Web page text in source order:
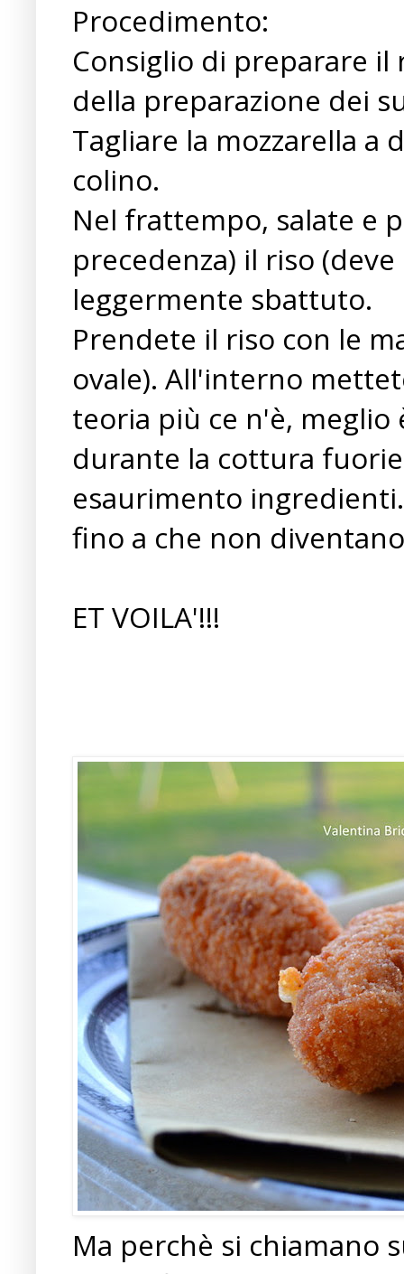
Procedimento:
Consiglio di preparare
della preparazione dei
Tagliare la mozzarella a
colino.
Nel frattempo, salate e
precedenza) il riso
leggermente sbattuto.
Prendete il riso con le
ovale). All'interno
teoria più ce n'è, meglio
durante la cottura
esaurimento
fino a che non
ET VOILA'!!!
Ma perchè si chiamano